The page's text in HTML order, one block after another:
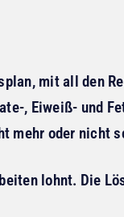
mit all den
, Eiweiß- und
mehr oder nicht
lohnt. Die